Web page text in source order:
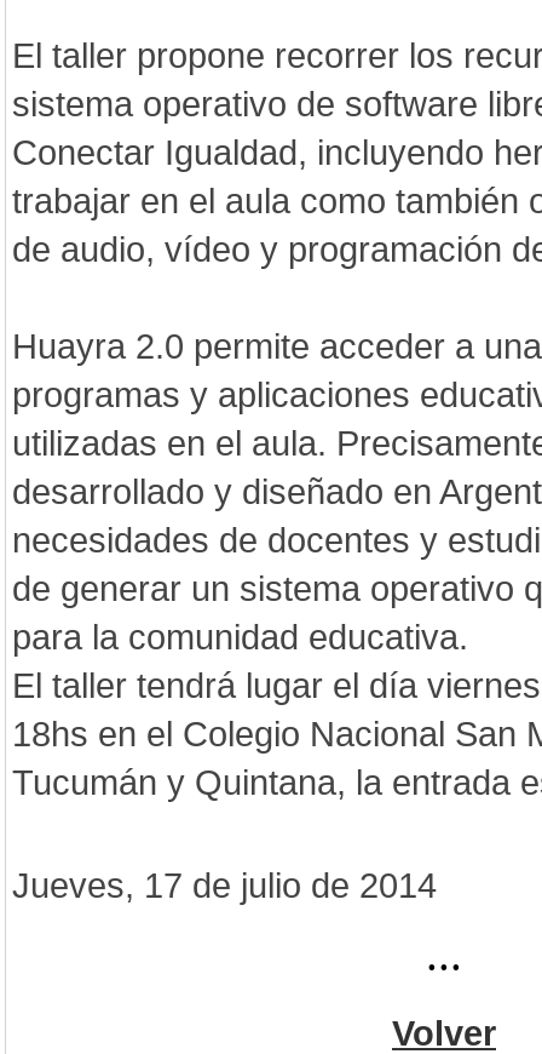
El taller propone recorrer los
sistema operativo de software
Conectar Igualdad, incluyendo
trabajar en el aula como también
de audio, vídeo y programación
Huayra 2.0 permite acceder a
programas y aplicaciones
utilizadas en el aula.
desarrollado y diseñado en
necesidades de docentes y
de generar un sistema operativo
para la comunidad educativa.
El taller tendrá lugar el día
18hs en el Colegio Nacional San
Tucumán y Quintana, la entrada
Jueves, 17 de julio de 2014
...
Volver